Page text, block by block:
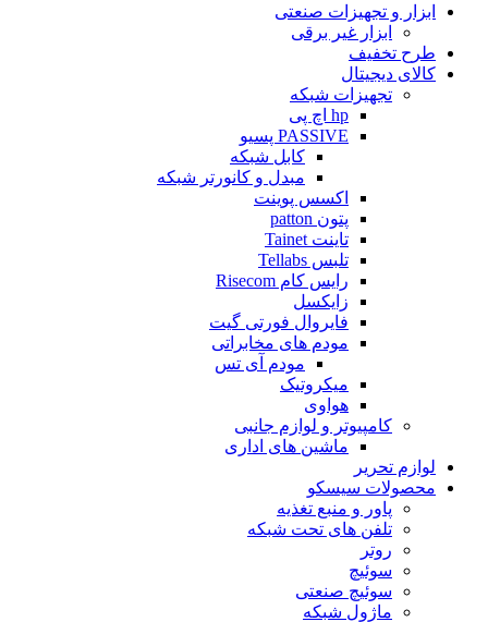
ابزار و تجهیزات صنعتی
ابزار غیر برقی
طرح تخفیف
کالای دیجیتال
تجهیزات شبکه
hp اچ پی
PASSIVE پسیو
کابل شبکه
مبدل و کانورتر شبکه
اکسس پوینت
پتون patton
تاینت Tainet
تلبس Tellabs
رایس کام Risecom
زایکسل
فایروال فورتی گیت
مودم های مخابراتی
مودم آی تس
میکروتیک
هواوی
کامپیوتر و لوازم جانبی
ماشین های اداری
لوازم تحریر
محصولات سیسکو
پاور و منبع تغذیه
تلفن های تحت شبکه
روتر
سوئیچ
سوئیچ صنعتی
ماژول شبکه